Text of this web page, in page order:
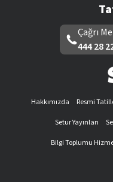
Çağrı
444 28
Hakkımızda Resmi
Setur Yayınları
Bilgi Toplumu